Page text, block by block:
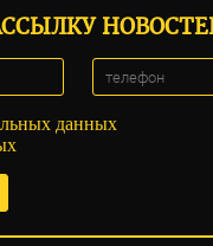
данных